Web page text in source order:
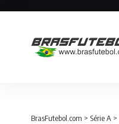
BrasFutebol.com > Série A >